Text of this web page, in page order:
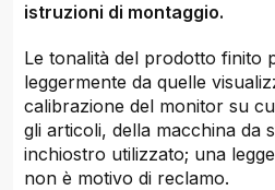
istruzioni di montaggio.
Le tonalità del prodotto finito
leggermente da quelle
calibrazione del monitor su
gli articoli, della macchina da
inchiostro utilizzato; una
non è motivo di reclamo.